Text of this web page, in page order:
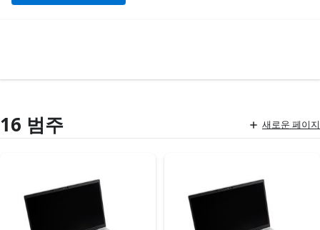
16 범주 새로운 페이지